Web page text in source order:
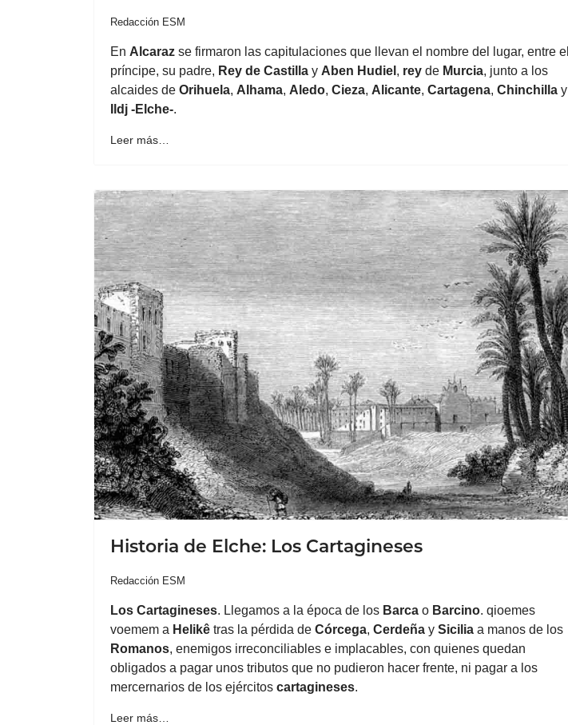
Redacción ESM
En Alcaraz se firmaron las capitulaciones que llevan el nombre del lugar, entre el
príncipe, su padre, Rey de Castilla y Aben Hudiel , rey de Murcia, junto a los
alcaides de Orihuela, Alhama, Aledo, Cieza, Alicante, Cartagena, Chinchilla y
Ildj -Elche-.
Leer más…
Historia de Elche: Los Cartagineses
Redacción ESM
Los Cartagineses. Llegamos a la época de los Barca o Barcino. qioemes
voemem a Helikê tras la pérdida de Córcega, Cerdeña y Sicilia a manos de los
Romanos, enemigos irreconciliables e implacables, con quienes quedan
obligados a pagar unos tributos que no pudieron hacer frente, ni pagar a los
mercernarios de los ejércitos cartagineses.
Leer más…